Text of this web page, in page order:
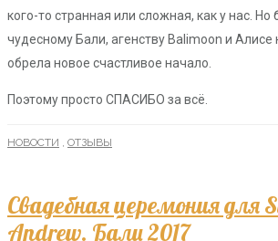
кого-то странная или сложная, как у нас. Но
чудесному Бали, агенству Balimoon и Алисе
обрела новое счастливое начало.
Поэтому просто СПАСИБО за всё.
НОВОСТИ ОТЗЫВЫ
Свадебная церемония для
Andrew. Бали 2017